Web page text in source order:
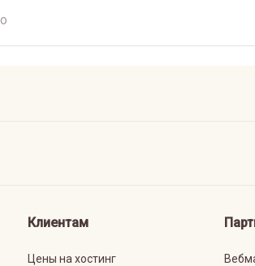
Клиентам
Цены на хостинг